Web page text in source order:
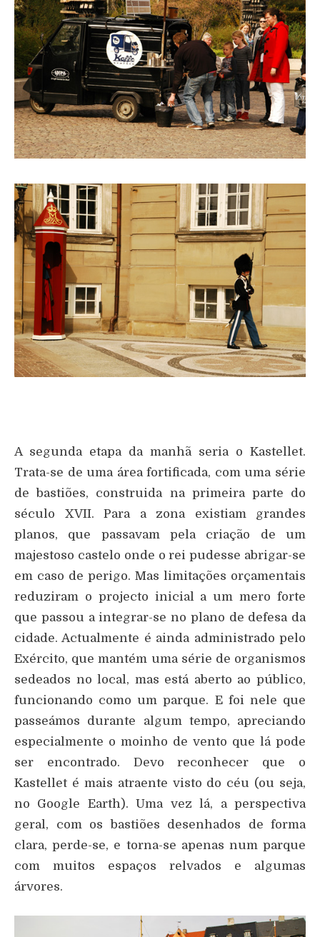
A segunda etapa da manhã seria o Kastellet.
Trata-se de uma área fortificada, com uma série
de bastiões, construida na primeira parte do
século XVII. Para a zona existiam grandes
planos, que passavam pela criação de um
majestoso castelo onde o rei pudesse abrigar-se
em caso de perigo. Mas limitações orçamentais
reduziram o projecto inicial a um mero forte
que passou a integrar-se no plano de defesa da
cidade. Actualmente é ainda administrado pelo
Exército, que mantém uma série de organismos
sedeados no local, mas está aberto ao público,
funcionando como um parque. E foi nele que
passeámos durante algum tempo, apreciando
especialmente o moinho de vento que lá pode
ser encontrado. Devo reconhecer que o
Kastellet é mais atraente visto do céu (ou seja,
no Google Earth). Uma vez lá, a perspectiva
geral, com os bastiões desenhados de forma
clara, perde-se, e torna-se apenas num parque
com muitos espaços relvados e algumas
árvores.